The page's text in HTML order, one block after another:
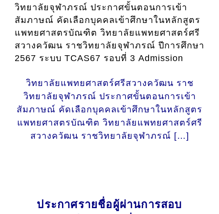
วิทยาลัยจุฬาภรณ์ ประกาศขั้นตอนการเข้า
สัมภาษณ์ คัดเลือกบุคคลเข้าศึกษาในหลักสูตร
แพทยศาสตรบัณฑิต วิทยาลัยแพทยศาสตร์ศรี
สวางควัฒน ราชวิทยาลัยจุฬาภรณ์ ปีการศึกษา
2567 ระบบ TCAS67 รอบที่ 3 Admission
วิทยาลัยแพทยศาสตร์ศรีสวางควัฒน ราช
วิทยาลัยจุฬาภรณ์ ประกาศขั้นตอนการเข้า
สัมภาษณ์ คัดเลือกบุคคลเข้าศึกษาในหลักสูตร
แพทยศาสตรบัณฑิต วิทยาลัยแพทยศาสตร์ศรี
สวางควัฒน ราชวิทยาลัยจุฬาภรณ์ […]
ประกาศรายชื่อผู้ผ่านการสอบ